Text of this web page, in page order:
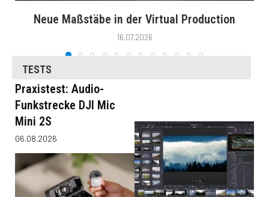
Neue Maßstäbe in der Virtual Production
16.07.2026
TESTS
Praxistest: Audio-
Funkstrecke DJI Mic
Mini 2S
06.08.2026